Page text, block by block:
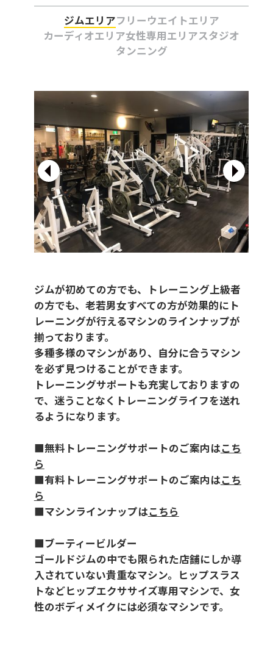
ジムエリアフリーウエイトエリア
カーディオエリア女性専用エリアスタジオ
タンニング
ジムが初めての方でも、トレーニング上級者
の方でも、老若男女すべての方が効果的にト
レーニングが行えるマシンのラインナップが
揃っております。
多種多様のマシンがあり、自分に合うマシン
を必ず見つけることができます。
トレーニングサポートも充実しておりますの
で、迷うことなくトレーニングライフを送れ
るようになります。
■無料トレーニングサポートのご案内はこち
ら
■有料トレーニングサポートのご案内はこち
ら
■マシンラインナップはこちら
■ブーティービルダー
ゴールドジムの中でも限られた店舗にしか導
入されていない貴重なマシン。ヒップスラス
トなどヒップエクササイズ専用マシンで、女
性のボディメイクには必須なマシンです。